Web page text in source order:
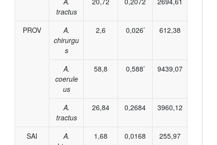
tractus
PROV
A.
chirurgu
s
2,6 0,026’ 612,38
A.
coerule
us
58,8 0,588’ 9439,07
A.
tractus
26,84 0,2684 3960,12
SAI
A.
1,68 0,0168 255,97